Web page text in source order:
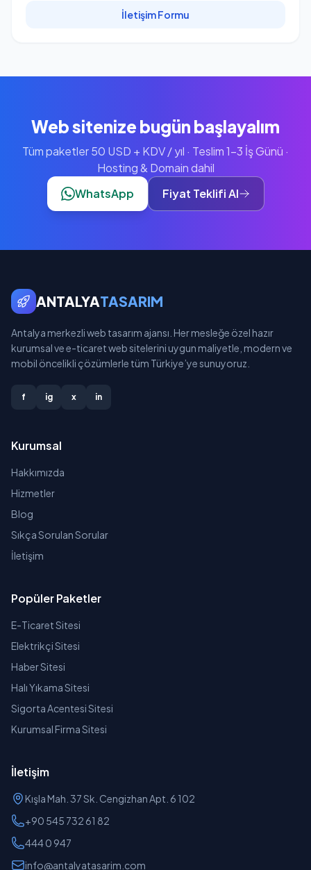
İletişim Formu
Web sitenize bugün başlayalım
Tüm paketler 50 USD + KDV / yıl · Teslim 1-3 İş Günü ·
Hosting & Domain dahil
WhatsApp
Fiyat Teklifi Al
ANTALYATASARIM
Antalya merkezli web tasarım ajansı. Her mesleğe özel hazır
kurumsal ve e-ticaret web sitelerini uygun maliyetle, modern ve
mobil öncelikli çözümlerle tüm Türkiye’ye sunuyoruz.
f ig x in
Kurumsal
Hakkımızda
Hizmetler
Blog
Sıkça Sorulan Sorular
İletişim
Popüler Paketler
E-Ticaret Sitesi
Elektrikçi Sitesi
Haber Sitesi
Halı Yıkama Sitesi
Sigorta Acentesi Sitesi
Kurumsal Firma Sitesi
İletişim
Kışla Mah. 37 Sk. Cengizhan Apt. 6 102
+90 545 732 61 82
444 0 947
info@antalyatasarim.com